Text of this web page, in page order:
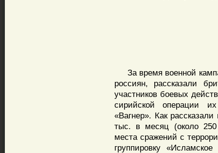
За время военной
россиян, рассказали
участников боевых
сирийской операции
«Вагнер». Как
тыс. в месяц (около
места сражений с
группировку